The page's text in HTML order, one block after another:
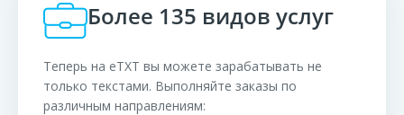
Более 135 видов услуг
Теперь на eTXT вы можете зарабатывать не
только текстами. Выполняйте заказы по
различным направлениям: